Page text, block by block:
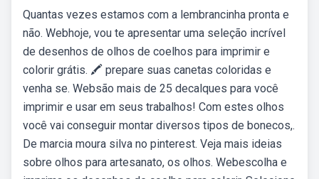
Quantas vezes estamos com a lembrancinha pronta e
não. Webhoje, vou te apresentar uma seleção incrível
de desenhos de olhos de coelhos para imprimir e
colorir grátis. 🖍️ prepare suas canetas coloridas e
venha se. Websão mais de 25 decalques para você
imprimir e usar em seus trabalhos! Com estes olhos
você vai conseguir montar diversos tipos de bonecos,.
De marcia moura silva no pinterest. Veja mais ideias
sobre olhos para artesanato, os olhos. Webescolha e